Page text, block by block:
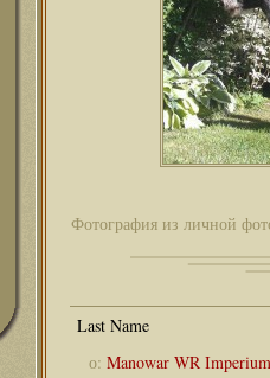
Фотография из личной
о: Manowar WR Imperium